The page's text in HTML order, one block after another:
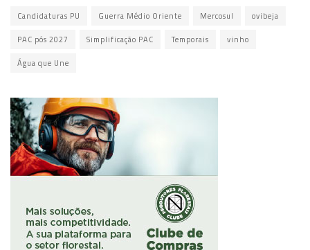
Candidaturas PU Guerra Médio Oriente Mercosul ovibeja
PAC pós 2027 Simplificação PAC Temporais vinho
Água que Une